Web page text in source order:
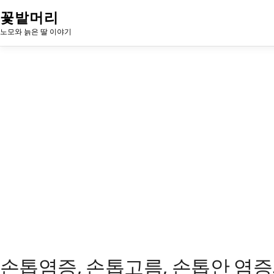
내
용
으
꽃밭머리
노모와 늙은 딸 이야기
손톱염증, 손톱고름, 손톱안 염